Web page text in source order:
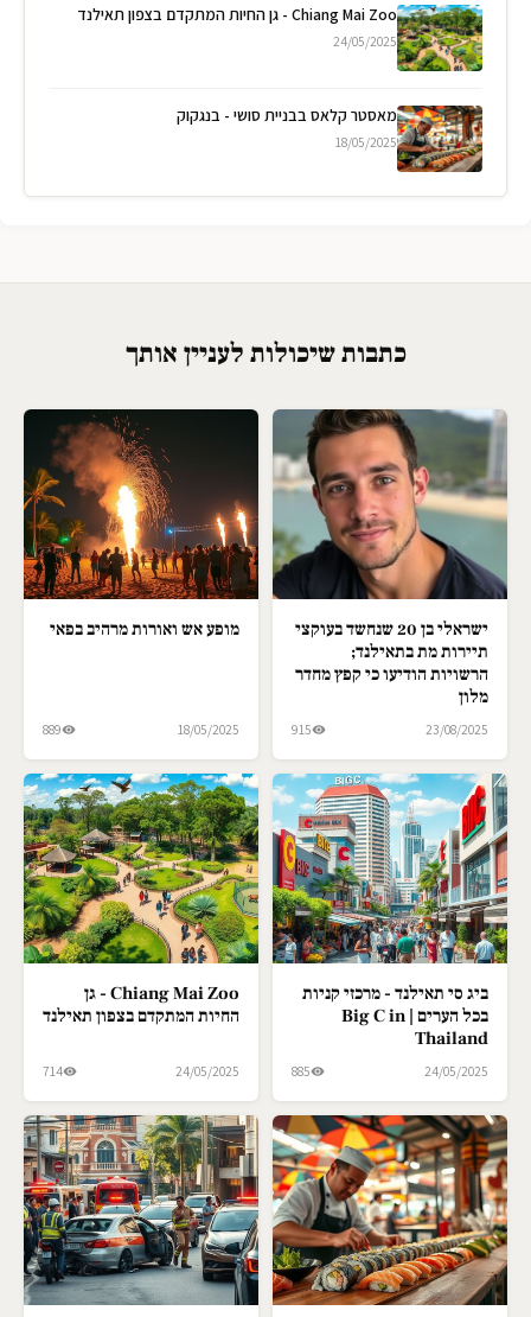
Chiang Mai Zoo - גן החיות המתקדם בצפון תאילנד
24/05/2025
מאסטר קלאס בבניית סושי - בנגקוק
18/05/2025
כתבות שיכולות לעניין אותך
ישראלי בן 20 שנחשד בעוקצי
תיירות מת בתאילנד;
הרשויות הודיעו כי קפץ מחדר
מלון
23/08/2025
915
מופע אש ואורות מרהיב בפאי
18/05/2025
889
ביג סי תאילנד - מרכזי קניות
בכל הערים | Big C in
Thailand
24/05/2025
885
Chiang Mai Zoo - גן
החיות המתקדם בצפון תאילנד
24/05/2025
714